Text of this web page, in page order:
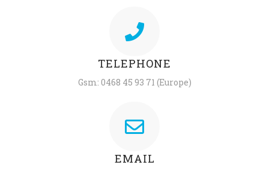
TELEPHONE
Gsm: 0468 45 93 71 (Europe)
EMAIL